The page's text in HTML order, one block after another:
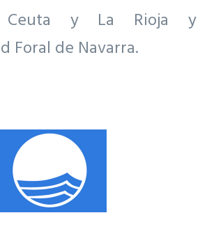
Ceuta y La Rioja y
Foral de Navarra.